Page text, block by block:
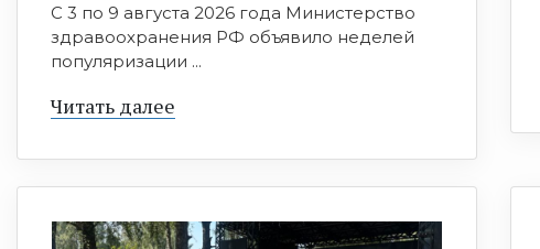
С 3 по 9 августа 2026 года Министерство
здравоохранения РФ объявило неделей
популяризации ...
Читать далее